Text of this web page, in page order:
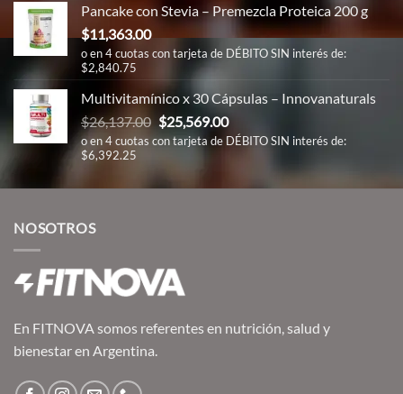
$28,439.00.$25,471.00.
Pancake con Stevia – Premezcla Proteica 200 g
$11,363.00
o en 4 cuotas con tarjeta de DÉBITO SIN interés de:
$2,840.75
Multivitamínico x 30 Cápsulas – Innovanaturals
$26,137.00 El
precio
era:
$25,569.00El
precio
o en 4 cuotas con tarjeta de DÉBITO SIN interés de:
$6,392.25
NOSOTROS
En FITNOVA somos referentes en nutrición, salud y
bienestar en Argentina.